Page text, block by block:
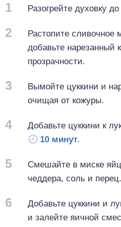
1 Разогрейте духовку
2
Растопите сливочное
добавьте нарезанный
прозрачности.
3
Вымойте цуккини и
очищая от кожуры.
4
Добавьте цуккини к
10 минут.
5
Смешайте в миске
чеддера, соль и перец.
6
Добавьте цуккини и
и залейте яичной